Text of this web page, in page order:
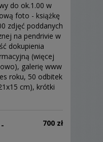
do ok.1.00 w
foto - książkę
zdjęć poddanych
na pendrivie w
dokupienia
(więcej
galerię www
roku, 50 odbitek
cm), krótki
700 zł